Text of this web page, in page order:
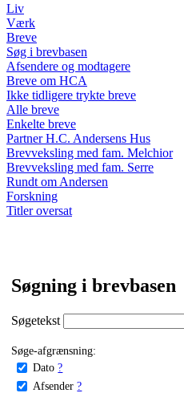
Liv
Værk
Breve
Søg i brevbasen
Afsendere og modtagere
Breve om HCA
Ikke tidligere trykte breve
Alle breve
Enkelte breve
Partner H.C. Andersens Hus
Brevveksling med fam. Melchior
Brevveksling med fam. Serre
Rundt om Andersen
Forskning
Titler oversat
Søgning i brevbasen
Søgetekst
Søge-afgrænsning:
Dato ?
Afsender ?